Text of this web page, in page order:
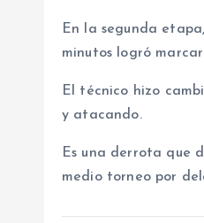
En la segunda
minutos logró
El técnico hizo
y atacando.
Es una derrota que
medio torneo por